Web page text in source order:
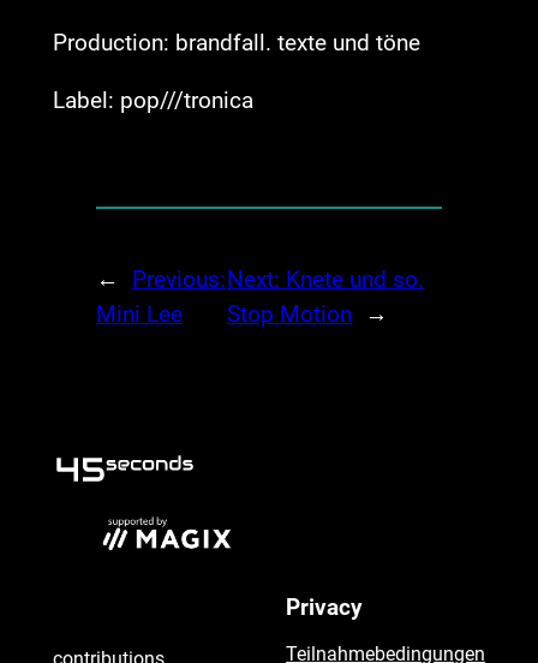
Production: brandfall. texte und töne
Label: pop///tronica
←
Previous:
Mini Lee
Next: Knete und so.
Stop Motion
→
Privacy
Teilnahmebedingungen